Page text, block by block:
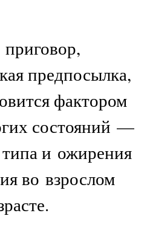
предпосылка,
фактором
состояний —
и ожирения
во взрослом